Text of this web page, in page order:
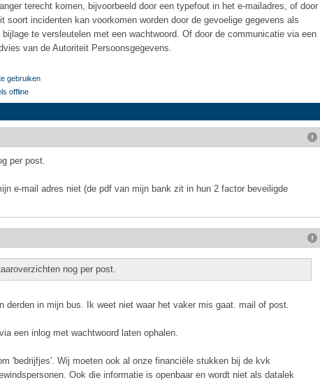
terecht komen, bijvoorbeeld door een typefout in het e-mailadres, of door
soort incidenten kan voorkomen worden door de gevoelige gegevens als
te versleutelen met een wachtwoord. Of door de communicatie via een
van de Autoriteit Persoonsgegevens.
gebruiken
offline
per post.
e-mail adres niet (de pdf van mijn bank zit in hun 2 factor beveiligde
nog per post.
derden in mijn bus. Ik weet niet waar het vaker mis gaat. mail of post.
een inlog met wachtwoord laten ophalen.
'bedrijfjes'. Wij moeten ook al onze financiële stukken bij de kvk
Ook die informatie is openbaar en wordt niet als datalek